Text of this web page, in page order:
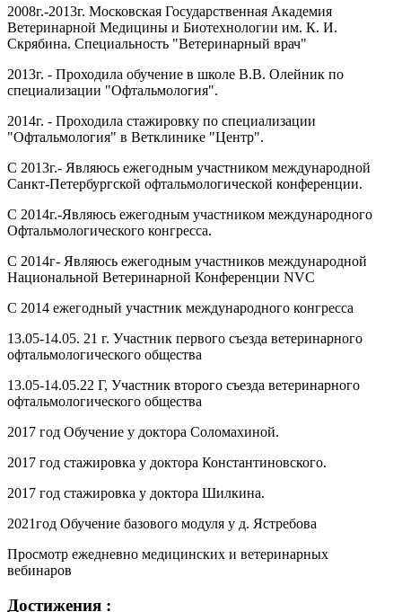
2008г.-2013г. Московская Государственная Академия
Ветеринарной Медицины и Биотехнологии им. К. И.
Скрябина. Специальность "Ветеринарный врач"
2013г. - Проходила обучение в школе В.В. Олейник по
специализации "Офтальмология".
2014г. - Проходила стажировку по специализации
"Офтальмология" в Ветклинике "Центр".
С 2013г.- Являюсь ежегодным участником международной
Санкт-Петербургской офтальмологической конференции.
С 2014г.-Являюсь ежегодным участником международного
Офтальмологического конгресса.
С 2014г- Являюсь ежегодным участников международной
Национальной Ветеринарной Конференции NVC
С 2014 ежегодный участник международного конгресса
13.05-14.05. 21 г. Участник первого съезда ветеринарного
офтальмологического общества
13.05-14.05.22 Г, Участник второго съезда ветеринарного
офтальмологического общества
2017 год Обучение у доктора Соломахиной.
2017 год стажировка у доктора Константиновского.
2017 год стажировка у доктора Шилкина.
2021год Обучение базового модуля у д. Ястребова
Просмотр ежедневно медицинских и ветеринарных
вебинаров
Достижения :